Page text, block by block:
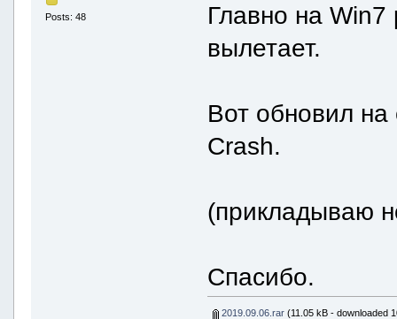
Posts: 48
Главно на
вылетает.
Вот обновил на
Сrash.
(прикладываю
Спасибо.
2019.09.06.rar(11.05 kB - downloaded